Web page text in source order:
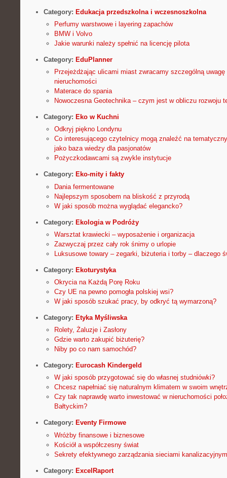
Category: Edukacja przedszkolna i wczesnoszkolna
Perfumy warstwowe i layering zapachów
BMW i Volvo
Jakie warunki należy spełnić na licencję pilota
Category: EduPlanner
Przejeżdżając ulicami miast zwracamy szczególną uwagę
nieruchomości
Materace do spania
Nowoczesna Geotechnika – czym jest w obliczu rozwoju
Category: Eko w Kuchni
Odkryj piękno Londynu
Co interesującego czytelnicy mogą znaleźć na
jako baza wiedzy dla pasjonatów
Pożyczkodawcami są zwykle instytucje
Category: Eko-mity i fakty
Dania fermentowane
Najlepszym sposobem na bliskość z przyrodą
W jaki sposób można wyglądać elegancko?
Category: Ekologia w Podróży
Warsztat krawiecki – wyposażenie i organizacja
Zazwyczaj przez cały rok śnimy o urlopie
Luksusowe towary – zegarki, biżuteria i torby – dlaczego
Category: Ekoturystyka
Okrycia na Każdą Porę Roku
Czy UE na pewno pomogła polskiej wsi?
W jaki sposób szukać pracy, by odkryć tą wymarzoną?
Category: Etyka Myśliwska
Rolety, Żaluzje i Zasłony
Gdzie warto zakupić biżuterię?
Niby po co nam samochód?
Category: Eurocash Kindergeld
W jaki sposób przygotować się do własnej studniówki?
Chcesz napełniać się naturalnym klimatem w swoim
Czy tak naprawdę warto inwestować w nieruchomości
Bałtyckim?
Category: Eventy Firmowe
Wróżby finansowe i biznesowe
Kościół a współczesny świat
Sekrety efektywnego zarządzania sieciami
Category: ExcelRaport